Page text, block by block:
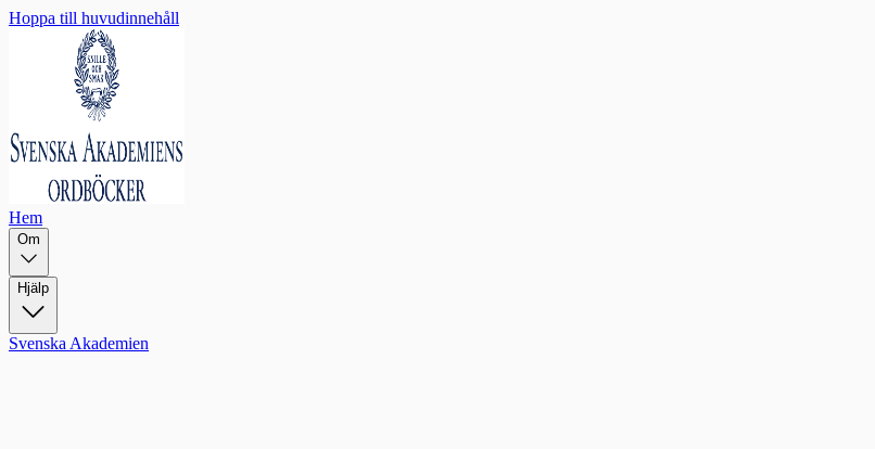
Hoppa till huvudinnehåll
Hem
Om
Hjälp
Svenska Akademien